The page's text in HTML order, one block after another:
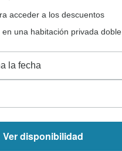
acceder a los descuentos
en una habitación privada doble
la fecha
Ver disponibilidad